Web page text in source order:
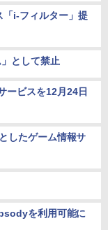
i-フィルター」提
として禁止
ービスを12月24日
したゲーム情報サ
を利用可能に